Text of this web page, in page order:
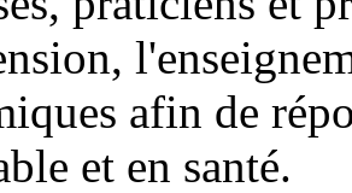
afin de
et en santé.